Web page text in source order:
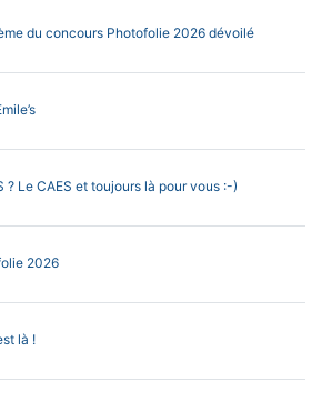
du concours Photofolie 2026 dévoilé
? Le CAES et toujours là pour vous :-)
2026
là !